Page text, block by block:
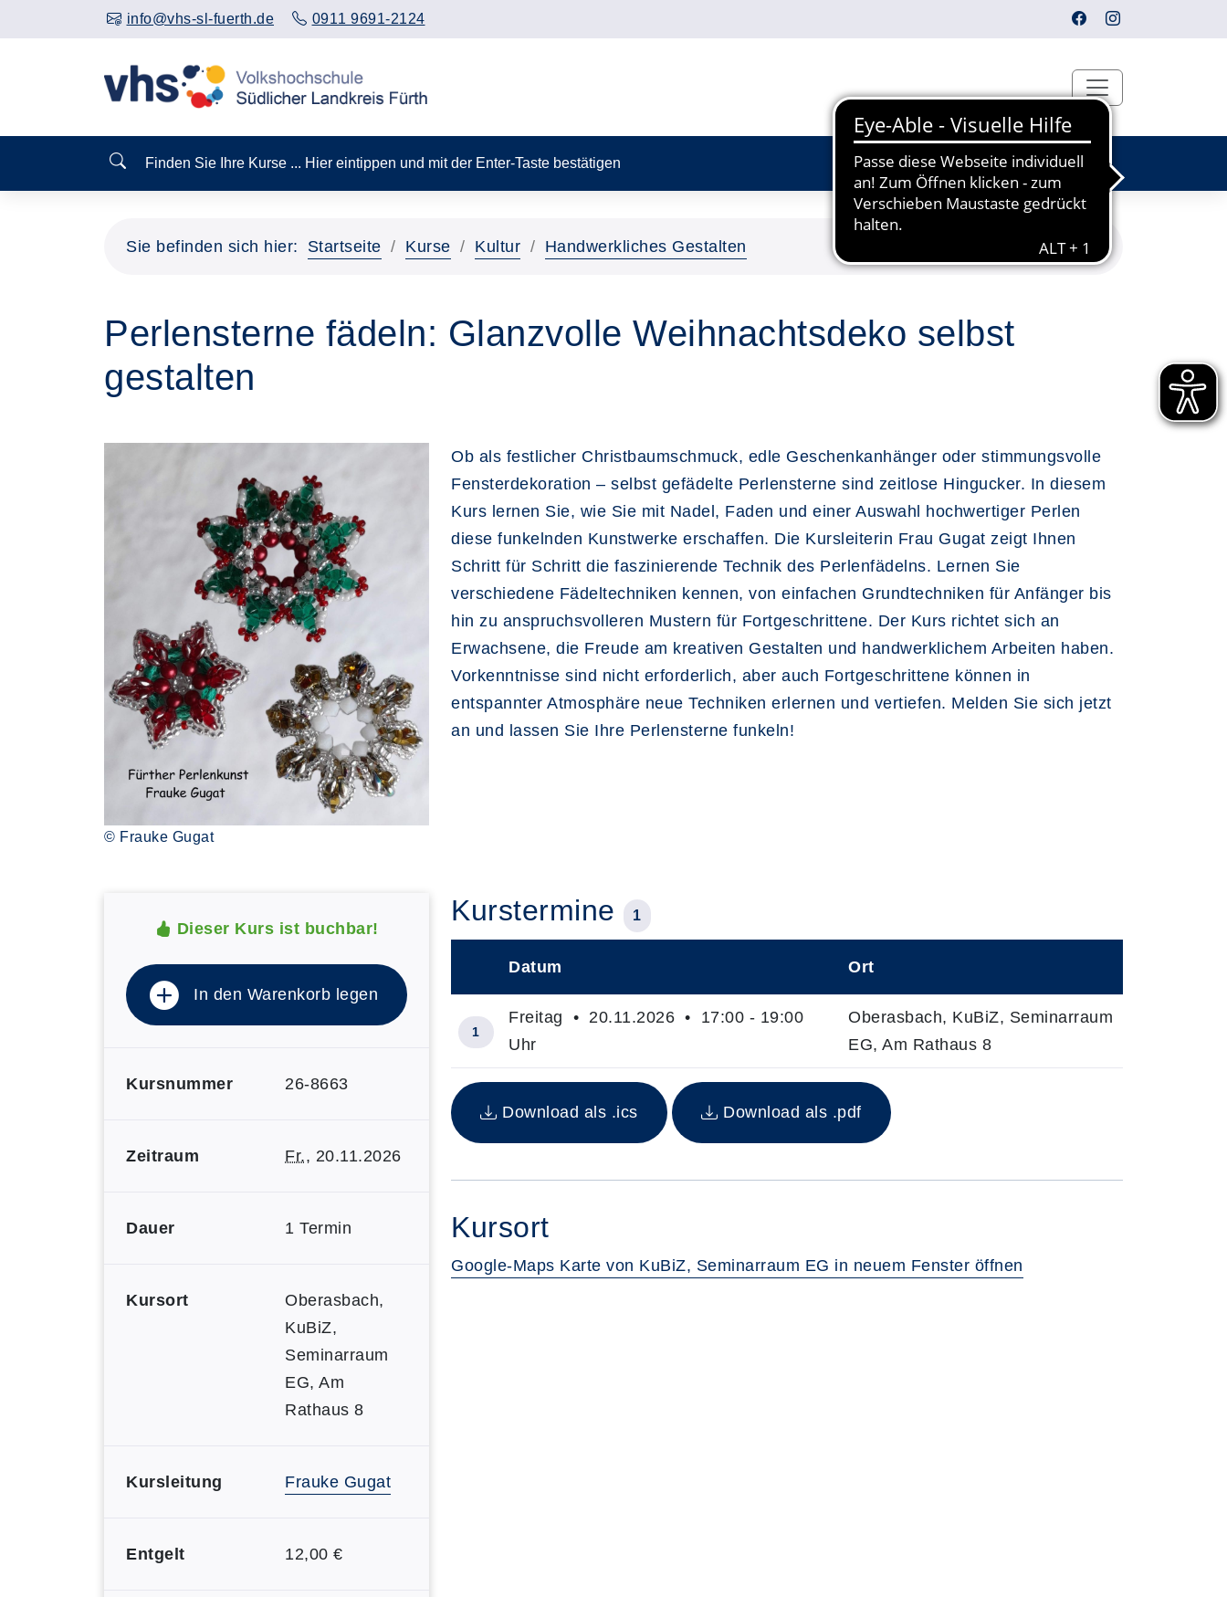
info@vhs-sl-fuerth.de 0911 9691-2124
Finden Sie Ihre Kurse ... Hier eintippen und mit der Enter-Taste bestätigen
Sie befinden sich hier: Startseite Kurse Kultur Handwerkliches Gestalten
Perlensterne fädeln: Glanzvolle Weihnachtsdeko selbst
gestalten
© Frauke Gugat
Ob als festlicher Christbaumschmuck, edle Geschenkanhänger oder stimmungsvolle
Fensterdekoration – selbst gefädelte Perlensterne sind zeitlose Hingucker. In diesem
Kurs lernen Sie, wie Sie mit Nadel, Faden und einer Auswahl hochwertiger Perlen
diese funkelnden Kunstwerke erschaffen. Die Kursleiterin Frau Gugat zeigt Ihnen
Schritt für Schritt die faszinierende Technik des Perlenfädelns. Lernen Sie
verschiedene Fädeltechniken kennen, von einfachen Grundtechniken für Anfänger bis
hin zu anspruchsvolleren Mustern für Fortgeschrittene. Der Kurs richtet sich an
Erwachsene, die Freude am kreativen Gestalten und handwerklichem Arbeiten haben.
Vorkenntnisse sind nicht erforderlich, aber auch Fortgeschrittene können in
entspannter Atmosphäre neue Techniken erlernen und vertiefen. Melden Sie sich jetzt
an und lassen Sie Ihre Perlensterne funkeln!
Dieser Kurs ist buchbar!
In den Warenkorb legen
Kursnummer 26-8663
Zeitraum Fr., 20.11.2026
Dauer 1 Termin
Kursort
Oberasbach,
KuBiZ,
Seminarraum
EG, Am
Rathaus 8
Kursleitung Frauke Gugat
Entgelt 12,00 €
Kurstermine 1
Insgesamt gibt es 1 Termine zum diesen Kurs
Datum Ort
1
Freitag • 20.11.2026 • 17:00 - 19:00
Uhr
Oberasbach, KuBiZ, Seminarraum
EG, Am Rathaus 8
Download als .ics Download als .pdf
Kursort
Google-Maps Karte von KuBiZ, Seminarraum EG in neuem Fenster öffnen